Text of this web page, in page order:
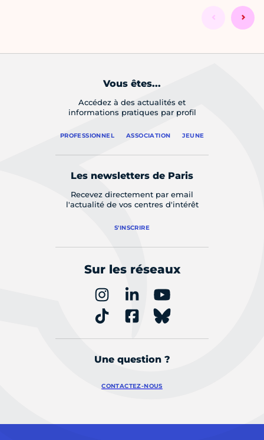
Vous êtes...
Accédez à des actualités et
informations pratiques par profil
PROFESSIONNEL ASSOCIATION JEUNE
Les newsletters de Paris
Recevez directement par email
l'actualité de vos centres d'intérêt
S'INSCRIRE
Sur les réseaux
Une question ?
CONTACTEZ-NOUS